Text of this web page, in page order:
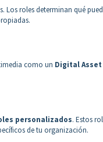
Los roles determinan qué
como un Digital Asset
personalizados. Estos
de tu organización.